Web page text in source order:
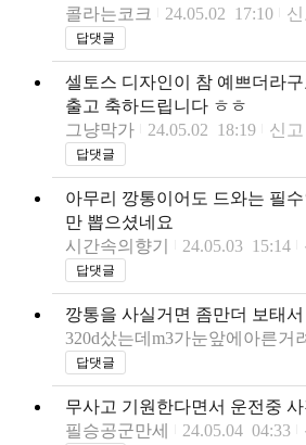
콜라는코크
24.05.02 17:10
답댓글
셀토스 디자인이 참 예쁘더라
출고 축하드립니다 ㅎㅎ
그냥막가
24.05.02 18:19 신고
답댓글
아무리 깡통이어도 드와는 필
만 뽑으셨네요
시간속의향기
24.05.03 15:14
답댓글
깡통을 사실거면 좀만더 보태서
320d샀는데m3가눈앞에아른거
고답댓글
무사고 기원한다면서 운전중
필승공군만세
24.05.04 04:33